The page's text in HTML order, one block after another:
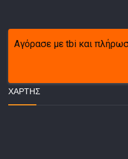
Αγόρασε με tbi και
ΧΆΡΤΗΣ